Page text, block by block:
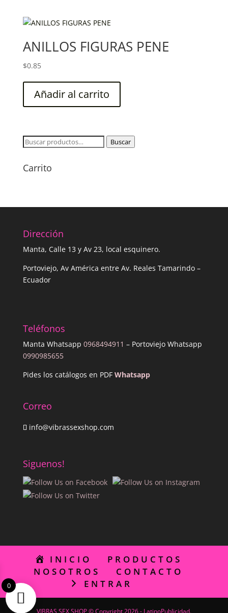
ANILLOS FIGURAS PENE
$0.85
Añadir al carrito
Buscar
Buscar
Carrito
Dirección
Manta, Calle 13 y Av 23, local esquinero.
Portoviejo, Av América entre Av. Reales Tamarindo –
Ecuador
Teléfonos
Manta Whatsapp 0968494911 – Portoviejo Whatsapp
0990985655
Pides los catálogos en PDF Whatsapp
Correo
info@vibrassexshop.com
Siguenos!
INICIO
PRODUCTOS
NOSOTROS
CONTACTO
ENTRAR
VIBRAS SEX SHOP © Copyright 2026 - LatinoPublicidad.
0